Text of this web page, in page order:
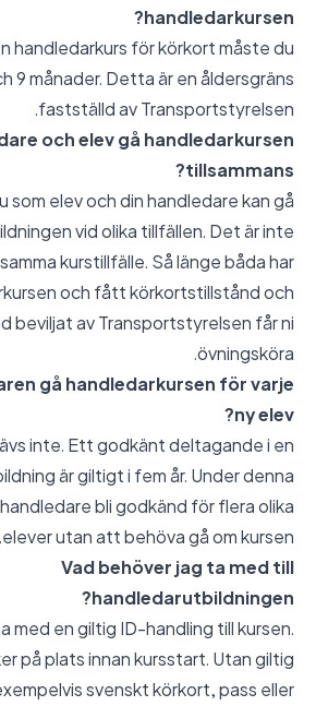
handledarkursen?
handledarkurs för körkort måste du
9 månader. Detta är en åldersgräns
fastställd av Transportstyrelsen.
och elev gå handledarkursen
tillsammans?
som elev och din handledare kan gå
vid olika tillfällen. Det är inte
kurstillfälle. Så länge båda har
och fått körkortstillstånd och
beviljat av Transportstyrelsen får ni
övningsköra.
gå handledarkursen för varje
ny elev?
inte. Ett godkänt deltagande i en
är giltigt i fem år. Under denna
bli godkänd för flera olika
elever utan att behöva gå om kursen.
Vad behöver jag ta med till
handledarutbildningen?
med en giltig ID-handling till kursen.
på plats innan kursstart. Utan giltig
svenskt körkort, pass eller